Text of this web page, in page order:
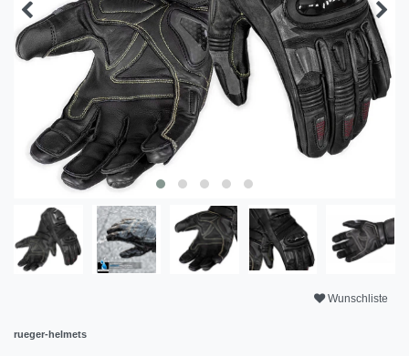
Wunschliste
rueger-helmets